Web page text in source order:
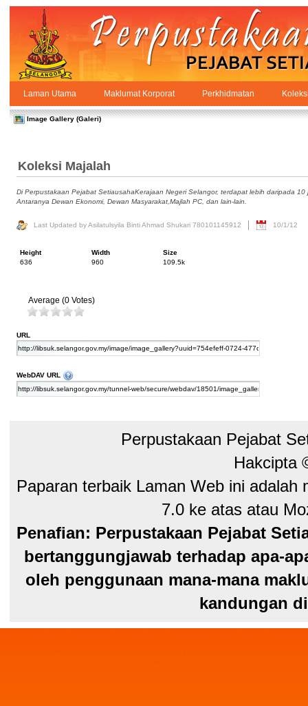
Skip to Content
PPSUKSEL
Galeri
Laman Utama Maklumat Korporat Perkhidmatan
Image Gallery (Galeri)
Koleksi Majalah
Di Perpustakaan Pejabat SetiausahaKerajaan Negeri Selangor, terdapat lebih daripada
Antaranya Dewan Ekonomi, Dewan Masyarakat,Majlah PC, dan lain-lain.
Last Updated by Asilatulsyila Binti Ahmad Shukari 780101145912 10/1/12
Height
636
Width
960
Size
109.5k
Average (0 Votes)
URL
WebDAV URL
Perpustakaan Pejabat
Hakcipta
Paparan terbaik Laman Web ini
7.0 ke atas atau
Penafian: Perpustakaan Pejabat
bertanggungjawab terhadap apa-
oleh penggunaan mana-mana
kandungan